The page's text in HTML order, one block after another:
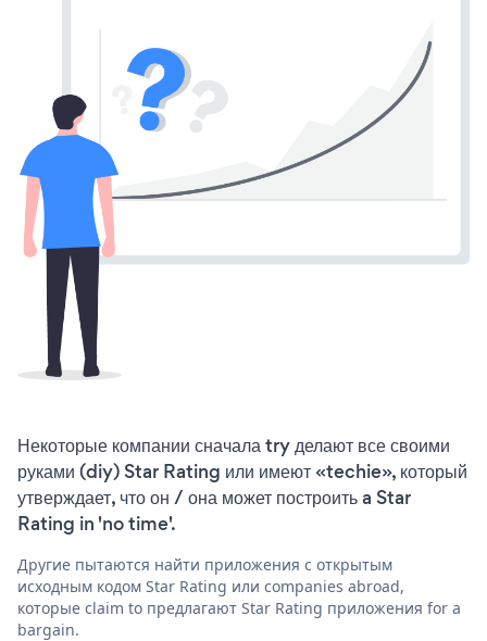
Некоторые компании сначала try делают все своими
руками (diy) Star Rating или имеют «techie», который
утверждает, что он / она может построить a Star
Rating in 'no time'.
Другие пытаются найти приложения с открытым
исходным кодом Star Rating или companies abroad,
которые claim to предлагают Star Rating приложения for a
bargain.